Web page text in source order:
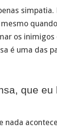
simpatia.
os inimigos
é uma das
que eu
nada